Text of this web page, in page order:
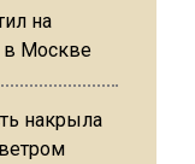
на
в Москве